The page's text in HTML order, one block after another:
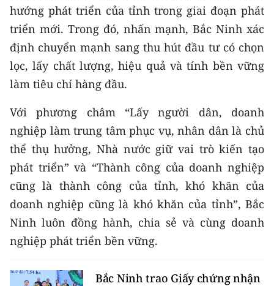
hướng phát triển của tỉnh trong giai đoạn phát
triển mới. Trong đó, nhấn mạnh, Bắc Ninh xác
định chuyển mạnh sang thu hút đầu tư có chọn
lọc, lấy chất lượng, hiệu quả và tính bền vững
làm tiêu chí hàng đầu.
Với phương châm “Lấy người dân, doanh
nghiệp làm trung tâm phục vụ, nhân dân là chủ
thể thụ hưởng, Nhà nước giữ vai trò kiến tạo
phát triển” và “Thành công của doanh nghiệp
cũng là thành công của tỉnh, khó khăn của
doanh nghiệp cũng là khó khăn của tỉnh”, Bắc
Ninh luôn đồng hành, chia sẻ và cùng doanh
nghiệp phát triển bền vững.
Bắc Ninh trao Giấy chứng nhận